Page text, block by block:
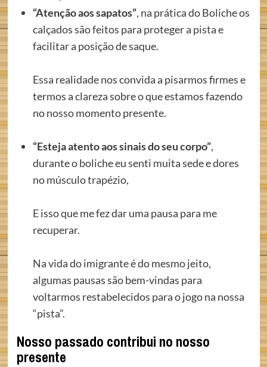
“Atenção aos sapatos”, na prática do Boliche os
calçados são feitos para proteger a pista e
facilitar a posição de saque.
Essa realidade nos convida a pisarmos firmes e
termos a clareza sobre o que estamos fazendo
no nosso momento presente.
“Esteja atento aos sinais do seu corpo”,
durante o boliche eu senti muita sede e dores
no músculo trapézio,
E isso que me fez dar uma pausa para me
recuperar.
Na vida do imigrante é do mesmo jeito,
algumas pausas são bem-vindas para
voltarmos restabelecidos para o jogo na nossa
“pista”.
Nosso passado contribui no nosso
presente